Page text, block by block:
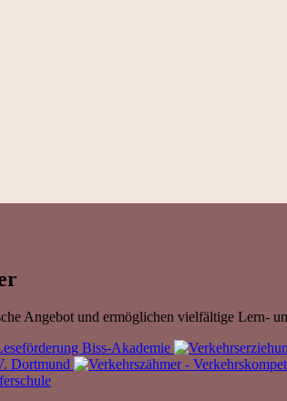
Angebot und ermöglichen vielfältige Lern-
Biss-Akademie
Dortmund